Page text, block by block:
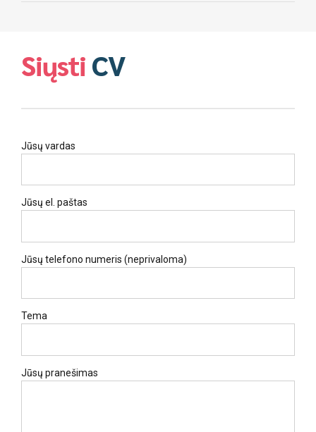
Siųsti CV
Jūsų vardas
Jūsų el. paštas
Jūsų telefono numeris (neprivaloma)
Tema
Jūsų pranešimas